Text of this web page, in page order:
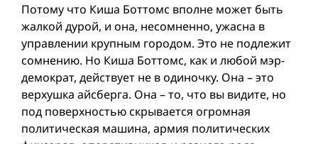
Потому что Киша Боттомс вполне может быть
жалкой дурой, и она, несомненно, ужасна в
управлении крупным городом. Это не подлежит
сомнению. Но Киша Боттомс, как и любой мэр-
демократ, действует не в одиночку. Она – это
верхушка айсберга. Она – то, что вы видите, но
под поверхностью скрывается огромная
политическая машина, армия политических